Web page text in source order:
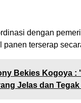
dengan
terserap
Bekies Kogoya :
Jelas dan